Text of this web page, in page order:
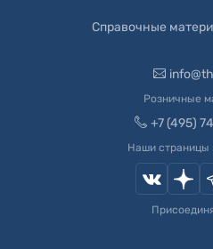
Справочные
Розничные
+7 (495)
Наши страницы